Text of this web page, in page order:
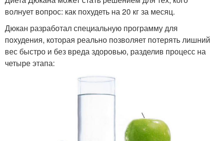
волнует вопрос: как похудеть на 20 кг за месяц.
Дюкан разработал специальную программу для
похудения, которая реально позволяет потерять лишний
вес быстро и без вреда здоровью, разделив процесс на
четыре этапа: